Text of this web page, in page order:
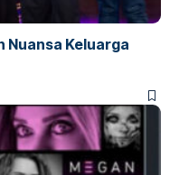
Nuansa Keluarga